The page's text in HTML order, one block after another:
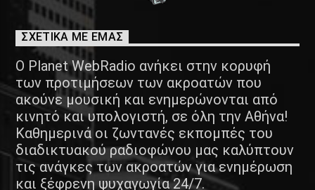
ΣΧΕΤΙΚΑ ΜΕ ΕΜΑΣ
Ο Planet WebRadio ανήκει στην κορυφή
των προτιμήσεων των ακροατών που
ακούνε μουσική και ενημερώνονται από
κινητό και υπολογιστή, σε όλη την Αθήνα!
Καθημερινά οι ζωντανές εκπομπές του
διαδικτυακού ραδιοφώνου μας καλύπτουν
τις ανάγκες των ακροατών για ενημέρωση
και ξέφρενη ψυχαγωγία 24/7.